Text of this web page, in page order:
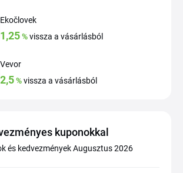
Ekočlovek
1,25%vissza a vásárlásból
Vevor
2,5%vissza a vásárlásból
kuponokkal
és kedvezmények Augusztus 2026